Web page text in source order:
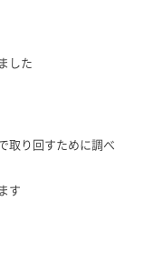
した
取り回すために調べ
す